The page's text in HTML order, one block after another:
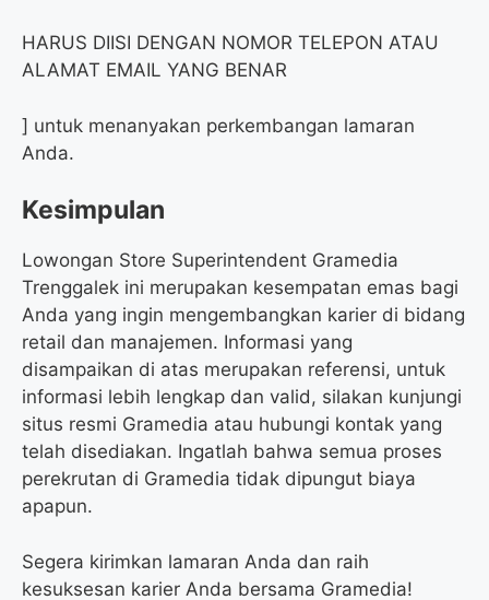
HARUS DIISI DENGAN NOMOR TELEPON ATAU
ALAMAT EMAIL YANG BENAR
] untuk menanyakan perkembangan lamaran
Anda.
Kesimpulan
Lowongan Store Superintendent Gramedia
Trenggalek ini merupakan kesempatan emas bagi
Anda yang ingin mengembangkan karier di bidang
retail dan manajemen. Informasi yang
disampaikan di atas merupakan referensi, untuk
informasi lebih lengkap dan valid, silakan kunjungi
situs resmi Gramedia atau hubungi kontak yang
telah disediakan. Ingatlah bahwa semua proses
perekrutan di Gramedia tidak dipungut biaya
apapun.
Segera kirimkan lamaran Anda dan raih
kesuksesan karier Anda bersama Gramedia!